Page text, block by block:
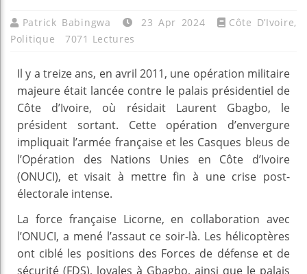
Patrick Babingwa 23 Apr 2024 Côte D’Ivoire,
Politique
7071 Lectures
Il y a treize ans, en avril 2011, une opération militaire
majeure était lancée contre le palais présidentiel de
Côte d’Ivoire, où résidait Laurent Gbagbo, le
président sortant. Cette opération d’envergure
impliquait l’armée française et les Casques bleus de
l’Opération des Nations Unies en Côte d’Ivoire
(ONUCI), et visait à mettre fin à une crise post-
électorale intense.
La force française Licorne, en collaboration avec
l’ONUCI, a mené l’assaut ce soir-là. Les hélicoptères
ont ciblé les positions des Forces de défense et de
sécurité (FDS), loyales à Gbagbo, ainsi que le palais